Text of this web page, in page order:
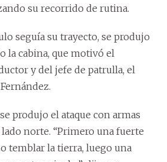
su recorrido de rutina.
seguía su trayecto, se produjo
la cabina, que motivó el
y del jefe de patrulla, el
produjo el ataque con armas
norte. “Primero una fuerte
temblar la tierra, luego una